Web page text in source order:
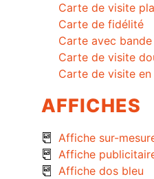
Carte de visite
Carte de fidélité
Carte avec
Carte de visite
Carte de visite
AFFICHES
Affiche sur-
Affiche
Affiche dos bleu